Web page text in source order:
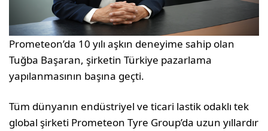
Prometeon’da 10 yılı aşkın deneyime sahip olan
Tuğba Başaran, şirketin Türkiye pazarlama
yapılanmasının başına geçti.
Tüm dünyanın endüstriyel ve ticari lastik odaklı tek
global şirketi Prometeon Tyre Group’da uzun yıllardır